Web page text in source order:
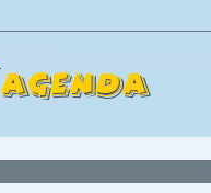
AGENDA